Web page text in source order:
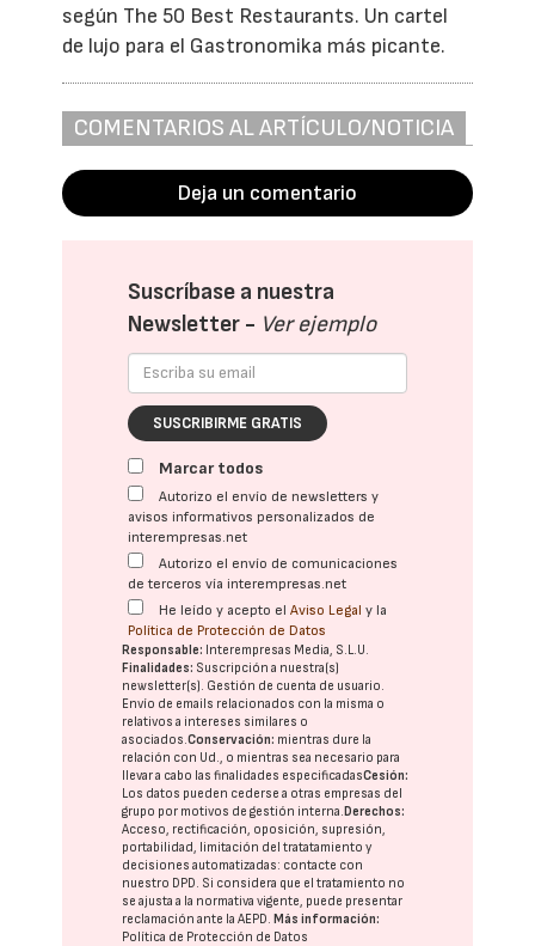
según The 50 Best Restaurants. Un cartel
de lujo para el Gastronomika más picante.
COMENTARIOS AL ARTÍCULO/NOTICIA
Deja un comentario
Suscríbase a nuestra
Newsletter - Ver ejemplo
SUSCRIBIRME GRATIS
Marcar todos
Autorizo el envío de newsletters y
avisos informativos personalizados de
interempresas.net
Autorizo el envío de comunicaciones
de terceros vía interempresas.net
He leído y acepto elAviso Legal y la
Política de Protección de Datos
Responsable: Interempresas Media, S.L.U.
Finalidades: Suscripción a nuestra(s)
newsletter(s). Gestión de cuenta de usuario.
Envío de emails relacionados con la misma o
relativos a intereses similares o
asociados.Conservación: mientras dure la
relación con Ud., o mientras sea necesario para
llevar a cabo las finalidades especificadasCesión:
Los datos pueden cederse a otras empresas del
grupo por motivos de gestión interna.Derechos:
Acceso, rectificación, oposición, supresión,
portabilidad, limitación del tratatamiento y
decisiones automatizadas: contacte con
nuestro DPD. Si considera que el tratamiento no
se ajusta a la normativa vigente, puede presentar
reclamación ante laAEPD.Más información:
Política de Protección de Datos